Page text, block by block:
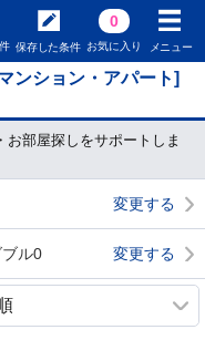
保存した条件
0
お気に入り メニュー
ンション・アパート]
部屋探しをサポートしま
変更する
ル0 変更する